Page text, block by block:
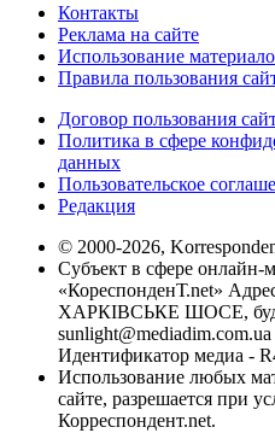
Контакты
Реклама на сайте
Использование
Правила пользования
Договор пользования
Политика в сфере
данных
Пользовательское
Редакция
© 2000-2026,
Субъект в сфере онлайн-
«КореспонденТ.net»
ХАРКІВСЬКЕ ШОСЕ,
sunlight@mediadim.com.ua
Идентификатор медиа -
Использование любых
сайте, разрешается при
Корреспондент.net.